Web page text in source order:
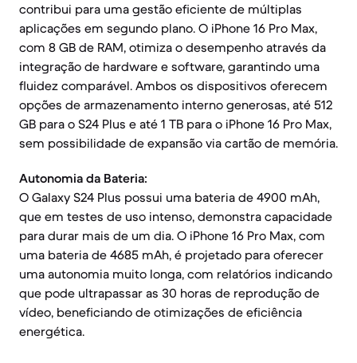
contribui para uma gestão eficiente de múltiplas
aplicações em segundo plano. O iPhone 16 Pro Max,
com 8 GB de RAM, otimiza o desempenho através da
integração de hardware e software, garantindo uma
fluidez comparável. Ambos os dispositivos oferecem
opções de armazenamento interno generosas, até 512
GB para o S24 Plus e até 1 TB para o iPhone 16 Pro Max,
sem possibilidade de expansão via cartão de memória.
Autonomia da Bateria:
O Galaxy S24 Plus possui uma bateria de 4900 mAh,
que em testes de uso intenso, demonstra capacidade
para durar mais de um dia. O iPhone 16 Pro Max, com
uma bateria de 4685 mAh, é projetado para oferecer
uma autonomia muito longa, com relatórios indicando
que pode ultrapassar as 30 horas de reprodução de
vídeo, beneficiando de otimizações de eficiência
energética.